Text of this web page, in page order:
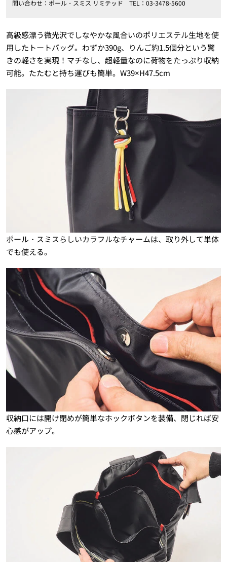
問い合わせ：ポール・スミス リミテッド TEL：03-3478-5600
高級感漂う微光沢でしなやかな風合いのポリエステル生地を使
用したトートバッグ。わずか390g、りんご約1.5個分という驚
きの軽さを実現！マチなし、超軽量なのに荷物をたっぷり収納
可能。たたむと持ち運びも簡単。W39×H47.5cm
ポール・スミスらしいカラフルなチャームは、取り外して単体
でも使える。
収納口には開け閉めが簡単なホックボタンを装備、閉じれば安
心感がアップ。